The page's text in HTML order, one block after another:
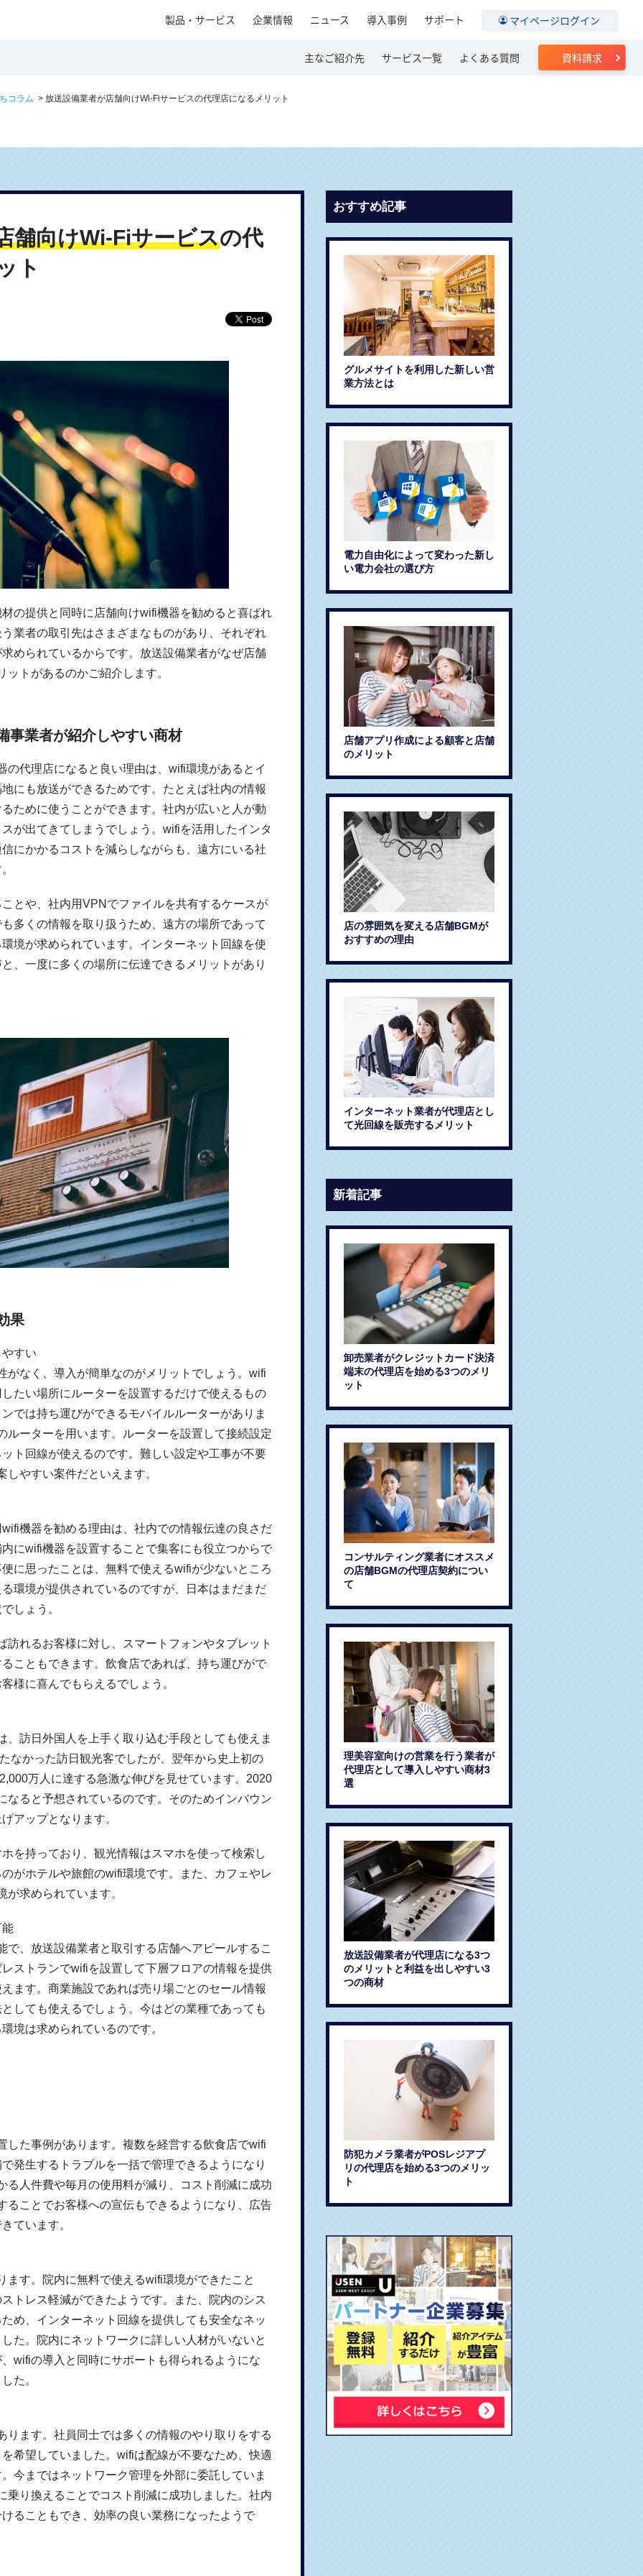
主なご紹介先 サービス一覧 よくある質問 資料請求
製品・サービス 企業情報 ニュース 導入事例 サポート マイページログイン
コラム > 放送設備業者が店舗向けWi-Fiサービスの代理店になるメリット
舗向けWi-Fiサービスの代
ト
の提供と同時に店舗向けwifi機器を勧めると喜ばれ
業者の取引先はさまざまなものがあり、それぞれ
められているからです。放送設備業者がなぜ店舗
トがあるのかご紹介します。
事業者が紹介しやすい商材
の代理店になると良い理由は、wifi環境があるとイ
にも放送ができるためです。たとえば社内の情報
ために使うことができます。社内が広いと人が動
が出てきてしまうでしょう。wifiを活用したインタ
にかかるコストを減らしながらも、遠方にいる社
とや、社内用VPNでファイルを共有するケースが
多くの情報を取り扱うため、遠方の場所であって
境が求められています。インターネット回線を使
、一度に多くの場所に伝達できるメリットがあり
果
すい
がなく、導入が簡単なのがメリットでしょう。wifi
たい場所にルーターを設置するだけで使えるもの
では持ち運びができるモバイルルーターがありま
ルーターを用います。ルーターを設置して接続設定
ト回線が使えるのです。難しい設定や工事が不要
やすい案件だといえます。
機器を勧める理由は、社内での情報伝達の良さだ
にwifi機器を設置することで集客にも役立つからで
に思ったことは、無料で使えるwifiが少ないところ
環境が提供されているのですが、日本はまだまだ
しょう。
訪れるお客様に対し、スマートフォンやタブレット
こともできます。飲食店であれば、持ち運びがで
様に喜んでもらえるでしょう。
、訪日外国人を上手く取り込む手段としても使えま
なかった訪日観光客でしたが、翌年から史上初の
万人に達する急激な伸びを見せています。2020
なると予想されているのです。そのためインバウン
アップとなります。
を持っており、観光情報はスマホを使って検索し
がホテルや旅館のwifi環境です。また、カフェやレ
求められています。
能
で、放送設備業者と取引する店舗へアピールするこ
ストランでwifiを設置して下層フロアの情報を提供
ます。商業施設であれば売り場ごとのセール情報
しても使えるでしょう。今はどの業種であっても
境は求められているのです。
した事例があります。複数を経営する飲食店でwifi
発生するトラブルを一括で管理できるようになり
る人件費や毎月の使用料が減り、コスト削減に成功
ることでお客様への宣伝もできるようになり、広告
ています。
ます。院内に無料で使えるwifi環境ができたこと
トレス軽減ができたようです。また、院内のシス
め、インターネット回線を提供しても安全なネッ
た。院内にネットワークに詳しい人材がいないと
wifiの導入と同時にサポートも得られるようにな
た。
ります。社員同士では多くの情報のやり取りをする
希望していました。wifiは配線が不要なため、快適
今まではネットワーク管理を外部に委託していま
乗り換えることでコスト削減に成功しました。社内
ることもでき、効率の良い業務になったようで
おすすめ記事
グルメサイトを利用した新しい営
業方法とは
電力自由化によって変わった新し
い電力会社の選び方
店舗アプリ作成による顧客と店舗
のメリット
店の雰囲気を変える店舗BGMが
おすすめの理由
インターネット業者が代理店とし
て光回線を販売するメリット
新着記事
卸売業者がクレジットカード決済
端末の代理店を始める3つのメリ
ット
コンサルティング業者にオススメ
の店舗BGMの代理店契約につい
て
理美容室向けの営業を行う業者が
代理店として導入しやすい商材3
選
放送設備業者が代理店になる3つ
のメリットと利益を出しやすい3
つの商材
防犯カメラ業者がPOSレジアプ
リの代理店を始める3つのメリッ
ト